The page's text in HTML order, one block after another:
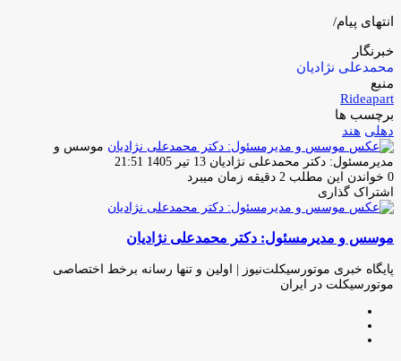
انتهای پیام/
خبرنگار
محمدعلی نژادیان
منبع
Rideapart
برچسب ها
دهلی هند
موسس و
مدیرمسئول: دکتر محمدعلی نژادیان ارسال
ایمیل
13 تیر 1405 21:51
0 خواندن این مطلب 2 دقیقه زمان میبرد
اشتراک گذاری
فیس
توئیتر
لینکدین
واتس
تلگرام
اشتراک
از
ایمیل
چاپ
موسس و مدیرمسئول: دکتر محمدعلی نژادیان
پایگاه خبری موتورسیکلت‌نیوز | اولین و تنها رسانه برخط اختصاصی
موتورسیکلت در ایران